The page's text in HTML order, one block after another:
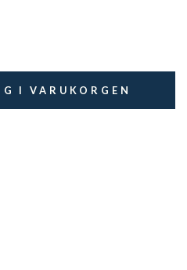
I VARUKORGEN